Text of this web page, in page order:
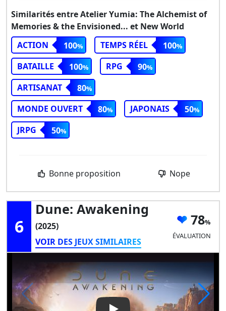
Similarités entre Atelier Yumia: The Alchemist of
Memories & the Envisioned... et New World
ACTION
100 TEMPS RÉEL
100
BATAILLE
100 RPG
90
ARTISANAT
80
MONDE OUVERT
80 JAPONAIS
50
JRPG
50
Bonne proposition Nope
6
Dune: Awakening
(2025)
VOIR DES JEUX SIMILAIRES
78
ÉVALUATION